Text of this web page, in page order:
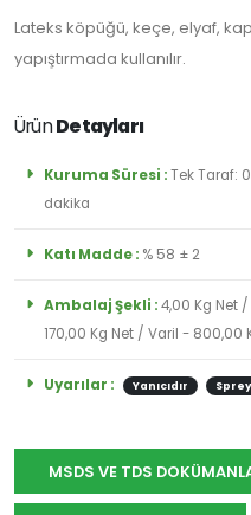
Lateks köpüğü, keçe, elyaf,
yapıştırmada kullanılır.
ÜrünDetayları
Kuruma Süresi :Tek Taraf:
dakika
Katı Madde : % 58 ± 2
Ambalaj Şekli :4,00 Kg Net
170,00 Kg Net / Varil - 800,00
Uyarılar : Yanıcıdır
MSDS VE TDS